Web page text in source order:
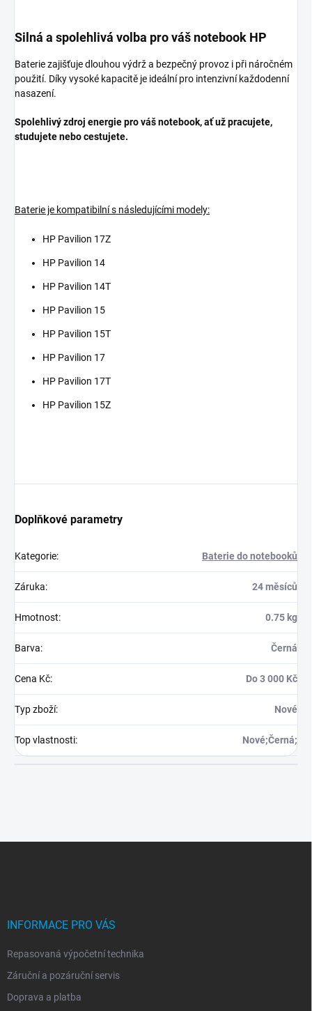
Silná a spolehlivá volba pro váš notebook HP
Baterie zajišťuje dlouhou výdrž a bezpečný provoz i při náročném
použití. Díky vysoké kapacitě je ideální pro intenzivní každodenní
nasazení.
Spolehlivý zdroj energie pro váš notebook, ať už pracujete,
studujete nebo cestujete.
Baterie je kompatibilní s následujícími modely:
HP Pavilion 17Z
HP Pavilion 14
HP Pavilion 14T
HP Pavilion 15
HP Pavilion 15T
HP Pavilion 17
HP Pavilion 17T
HP Pavilion 15Z
Doplňkové parametry
Kategorie: Baterie do notebooků
Záruka: 24 měsíců
Hmotnost: 0.75 kg
Barva: Černá
Cena Kč: Do 3 000 Kč
Typ zboží: Nové
Top vlastnosti: Nové;Černá;
INFORMACE PRO VÁS
Repasovaná výpočetní technika
Záruční a pozáruční servis
Doprava a platba